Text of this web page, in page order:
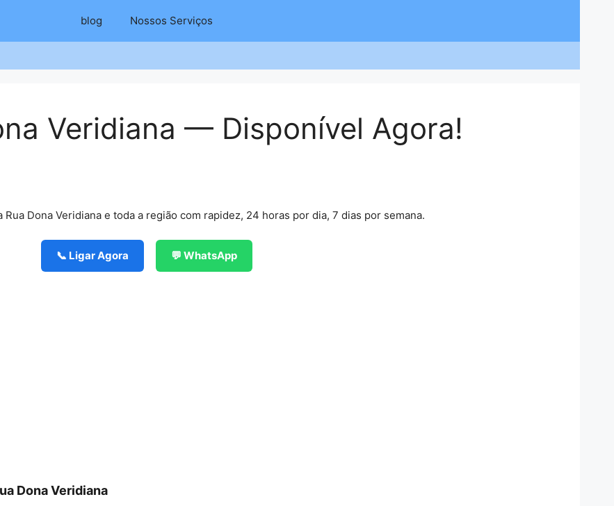
blog Nossos Serviços
Veridiana — Disponível Agora!
Dona Veridiana e toda a região com rapidez, 24 horas por dia, 7 dias por semana.
📞 Ligar Agora 💬 WhatsApp
Dona Veridiana